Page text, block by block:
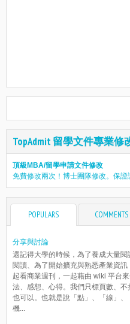
TopAdmit 留學文件專業修
頂級MBA/留學申請文件修改
免費修改兩次！博士團隊修改。保證
POPULARS COMMENTS
分享與討論
還記得大學的時候，為了養成大量
閱讀、為了開始擴充與熟悉產業資
起看商業週刊，一起藉由 wiki 平台
法、感想、心得。我們只標頁數、
也可以。也就是說「點」、「線」
機...